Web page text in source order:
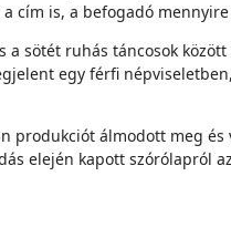
a cím is, a befogadó
a sötét ruhás táncosok
egy férfi
produkciót álmodott meg
elején kapott szórólapról